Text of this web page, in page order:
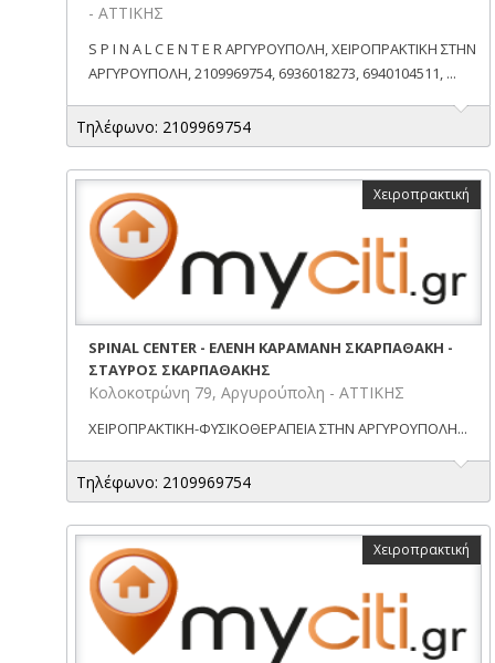
- ΑΤΤΙΚΗΣ
S P I N A L C E N T E R ΑΡΓΥΡΟΥΠΟΛΗ, ΧΕΙΡΟΠΡΑΚΤΙΚΗ ΣΤΗΝ
ΑΡΓΥΡΟΥΠΟΛΗ, 2109969754, 6936018273, 6940104511, ...
Τηλέφωνο: 2109969754
Χειροπρακτική
SPINAL CENTER - ΕΛΕΝΗ ΚΑΡΑΜΑΝΗ ΣΚΑΡΠΑΘΑΚΗ -
ΣΤΑΥΡΟΣ ΣΚΑΡΠΑΘΑΚΗΣ
Κολοκοτρώνη 79, Αργυρούπολη - ΑΤΤΙΚΗΣ
ΧΕΙΡΟΠΡΑΚΤΙΚΗ-ΦΥΣΙΚΟΘΕΡΑΠΕΙΑ ΣΤΗΝ ΑΡΓΥΡΟΥΠΟΛΗ...
Τηλέφωνο: 2109969754
Χειροπρακτική